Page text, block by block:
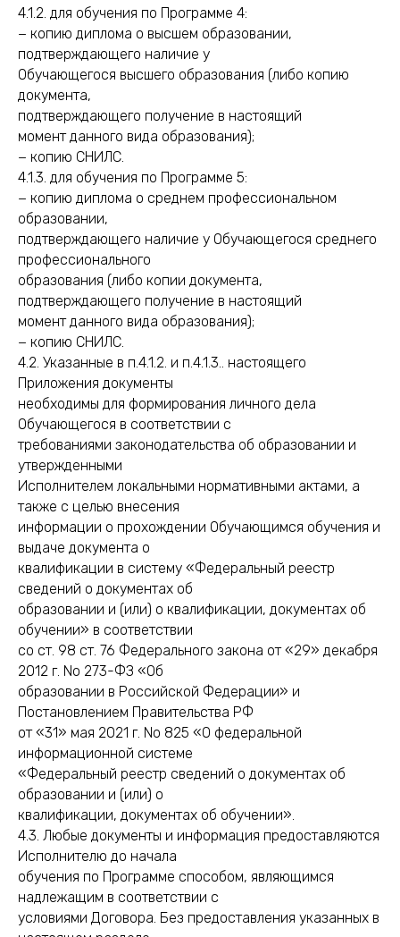
4.1.2. для обучения по Программе 4:
− копию диплома о высшем образовании,
подтверждающего наличие у
Обучающегося высшего образования (либо копию
документа,
подтверждающего получение в настоящий
момент данного вида образования);
− копию СНИЛС.
4.1.3. для обучения по Программе 5:
− копию диплома о среднем профессиональном
образовании,
подтверждающего наличие у Обучающегося среднего
профессионального
образования (либо копии документа,
подтверждающего получение в настоящий
момент данного вида образования);
− копию СНИЛС.
4.2. Указанные в п.4.1.2. и п.4.1.3.. настоящего
Приложения документы
необходимы для формирования личного дела
Обучающегося в соответствии с
требованиями законодательства об образовании и
утвержденными
Исполнителем локальными нормативными актами, а
также с целью внесения
информации о прохождении Обучающимся обучения и
выдаче документа о
квалификации в систему «Федеральный реестр
сведений о документах об
образовании и (или) о квалификации, документах об
обучении» в соответствии
со ст. 98 ст. 76 Федерального закона от «29» декабря
2012 г. No 273-ФЗ «Об
образовании в Российской Федерации» и
Постановлением Правительства РФ
от «31» мая 2021 г. No 825 «О федеральной
информационной системе
«Федеральный реестр сведений о документах об
образовании и (или) о
квалификации, документах об обучении».
4.3. Любые документы и информация предоставляются
Исполнителю до начала
обучения по Программе способом, являющимся
надлежащим в соответствии с
условиями Договора. Без предоставления указанных в